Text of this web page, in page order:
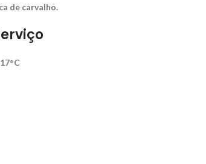
de carvalho.